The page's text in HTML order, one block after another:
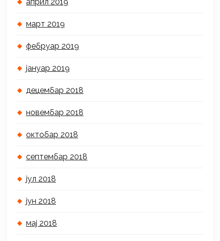
март 2019
фебруар 2019
јануар 2019
децембар 2018
новембар 2018
октобар 2018
септембар 2018
јул 2018
јун 2018
мај 2018